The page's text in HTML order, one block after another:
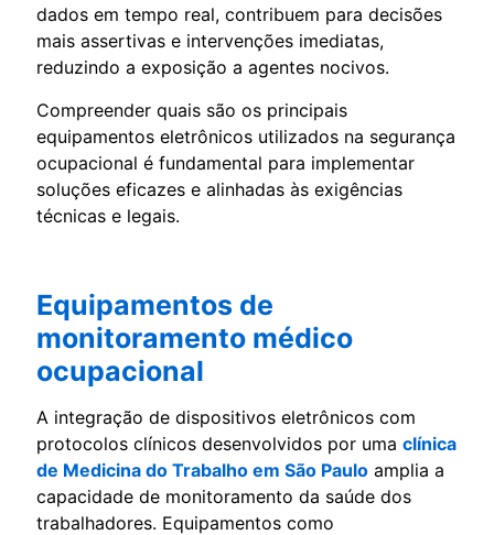
dados em tempo real, contribuem para decisões
mais assertivas e intervenções imediatas,
reduzindo a exposição a agentes nocivos.
Compreender quais são os principais
equipamentos eletrônicos utilizados na segurança
ocupacional é fundamental para implementar
soluções eficazes e alinhadas às exigências
técnicas e legais.
Equipamentos de
monitoramento médico
ocupacional
A integração de dispositivos eletrônicos com
protocolos clínicos desenvolvidos por uma clínica
de Medicina do Trabalho em São Paulo amplia a
capacidade de monitoramento da saúde dos
trabalhadores. Equipamentos como